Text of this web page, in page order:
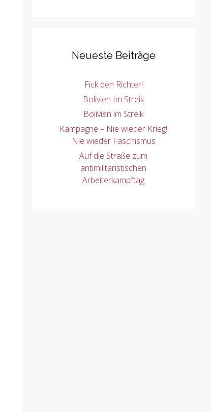
Neueste Beiträge
Fick den Richter!
Bolivien Im Streik
Bolivien im Streik
Kampagne – Nie wieder Krieg!
Nie wieder Faschismus
Auf die Straße zum
antimilitaristischen
Arbeiterkampftag